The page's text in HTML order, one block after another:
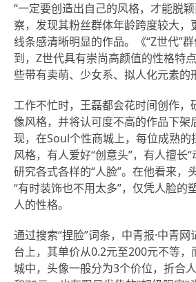
“一定要创造出自己的风格，才能脱
察，发现其粉丝群体年龄跨度较大，
线条感清晰明显的作品。《“Z世代”
到，Z世代具有崇尚高颜值的性格特
些带有卖萌、少女系、拟人化元素的
工作不忙时，王磊都会花时间创作，
像风格，并将认可度不高的作品下架
现，在Soul个性商城上，每位成熟的
风格，有人爱好“创意头”，有人擅长
研究各式各样的“人脸”。在他看来，
“有时装饰也不用太多”，仅凭人脸的
人的性格。
通过搜索“捏脸”词条，中青报·中青
台上，其单价从0.2元至200元不等
城中，头像一般分为3个价位，折合